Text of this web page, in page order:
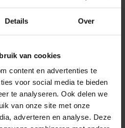
Details Over
van cookies
content en advertenties te
voor social media te bieden
te analyseren. Ook delen we
van onze site met onze
adverteren en analyse. Deze
werkt leche de tigre als
werkt het als een frisse,
diepgang. In
of koude
het als finishing touch